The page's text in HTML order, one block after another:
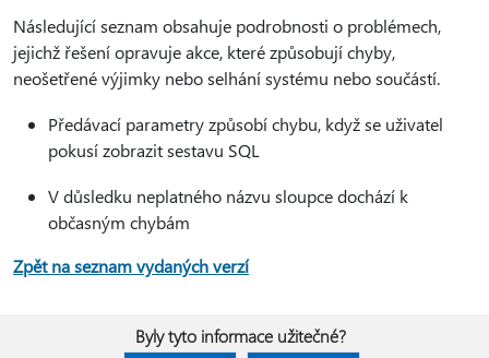
Následující seznam obsahuje podrobnosti o problémech,
jejichž řešení opravuje akce, které způsobují chyby,
neošetřené výjimky nebo selhání systému nebo součástí.
Předávací parametry způsobí chybu, když se uživatel
pokusí zobrazit sestavu SQL
V důsledku neplatného názvu sloupce dochází k
občasným chybám
Zpět na seznam vydaných verzí
Byly tyto informace užitečné?